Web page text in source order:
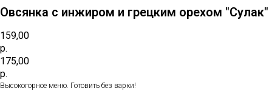
Овсянка с инжиром и грецким орехом "Сулак"
159,00
р.
175,00
р.
Высокогорное меню. Готовить без варки!